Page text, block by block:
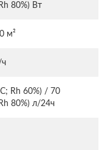
80%) Вт
м²
ч
Rh 60%) / 70
80%) л/24ч